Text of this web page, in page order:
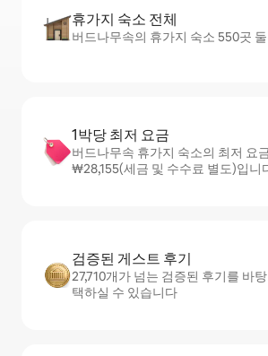
휴가지 숙소 전체
버드나무속의 휴가지 숙소 550곳
1박당 최저 요금
버드나무속 휴가지 숙소의 최저 요
₩28,155(세금 및 수수료 별도)입니
검증된 게스트 후기
27,710개가 넘는 검증된 후기를 바
택하실 수 있습니다